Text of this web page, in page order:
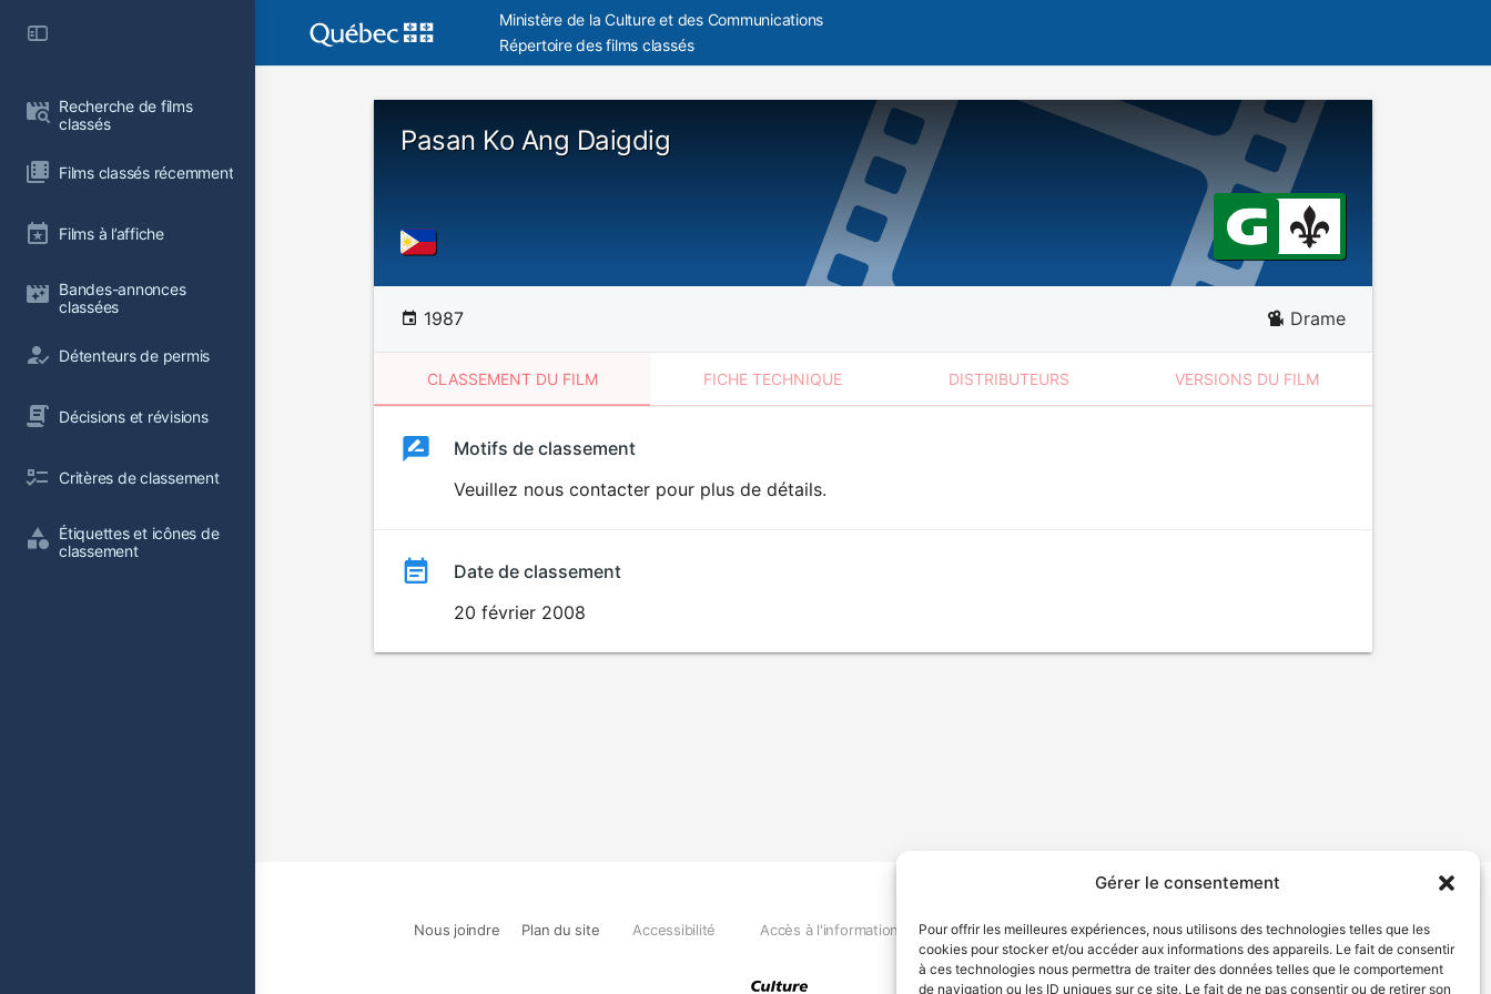
Gérer le consentement
Pour offrir les meilleures expériences, nous utilisons des technologies telles que les
cookies pour stocker et/ou accéder aux informations des appareils. Le fait de consentir
à ces technologies nous permettra de traiter des données telles que le comportement
de navigation ou les ID uniques sur ce site. Le fait de ne pas consentir ou de retirer son
Recherche de films
classés
Films classés récemment
Films à l’affiche
Bandes-annonces
classées
Détenteurs de permis
Décisions et révisions
Critères de classement
Étiquettes et icônes de
classement
Ministère de la Culture et des Communications
Répertoire des films classés
Pasan Ko Ang Daigdig
1987 Drame
CLASSEMENT DU FILM FICHE TECHNIQUE DISTRIBUTEURS VERSIONS DU FILM
ClassementClassement
Motifs de classement
Veuillez nous contacter pour plus de détails.
Date de classement
20 février 2008
Nous joindre Plan du site Accessibilité Accès à l'information Déclaration de services Politique de confidentialité